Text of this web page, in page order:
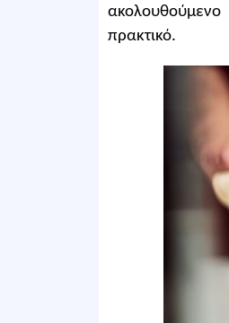
πρακτικό.